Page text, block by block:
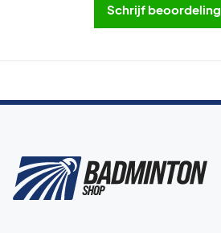
Schrijf beoordeling